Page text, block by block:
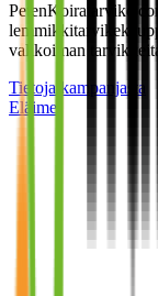
valikoiman
Tietoja kampanjasta
Eläimet